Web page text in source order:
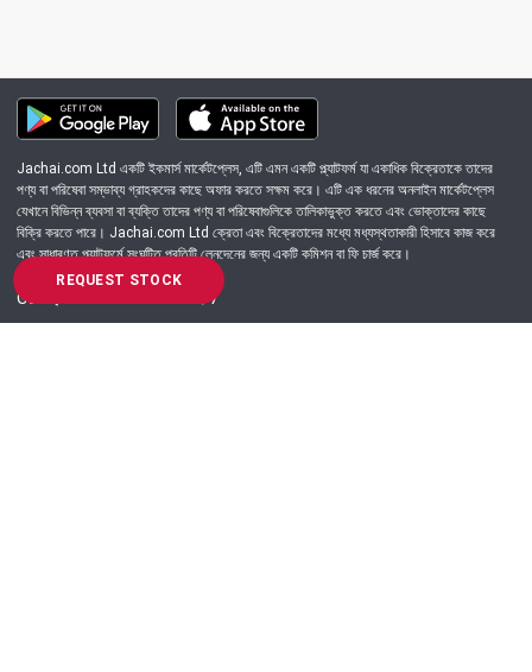
REQUEST STOCK
Jachai.com Ltd একটি ইকমার্স মার্কেটপ্লেস, এটি এমন একটি প্ল্যাটফর্ম যা একাধিক বিক্রেতাকে তাদের
পণ্য বা পরিষেবা সম্ভাব্য গ্রাহকদের কাছে অফার করতে সক্ষম করে। এটি এক ধরনের অনলাইন মার্কেটপ্লেস
যেখানে বিভিন্ন ব্যবসা বা ব্যক্তি তাদের পণ্য বা পরিষেবাগুলিকে তালিকাভুক্ত করতে এবং ভোক্তাদের কাছে
বিক্রি করতে পারে। Jachai.com Ltd ক্রেতা এবং বিক্রেতাদের মধ্যে মধ্যস্থতাকারী হিসাবে কাজ করে
এবং সাধারণত প্ল্যাটফর্মে সংঘটিত প্রতিটি লেনদেনের জন্য একটি কমিশন বা ফি চার্জ করে।
Got Question? Call us 24/7